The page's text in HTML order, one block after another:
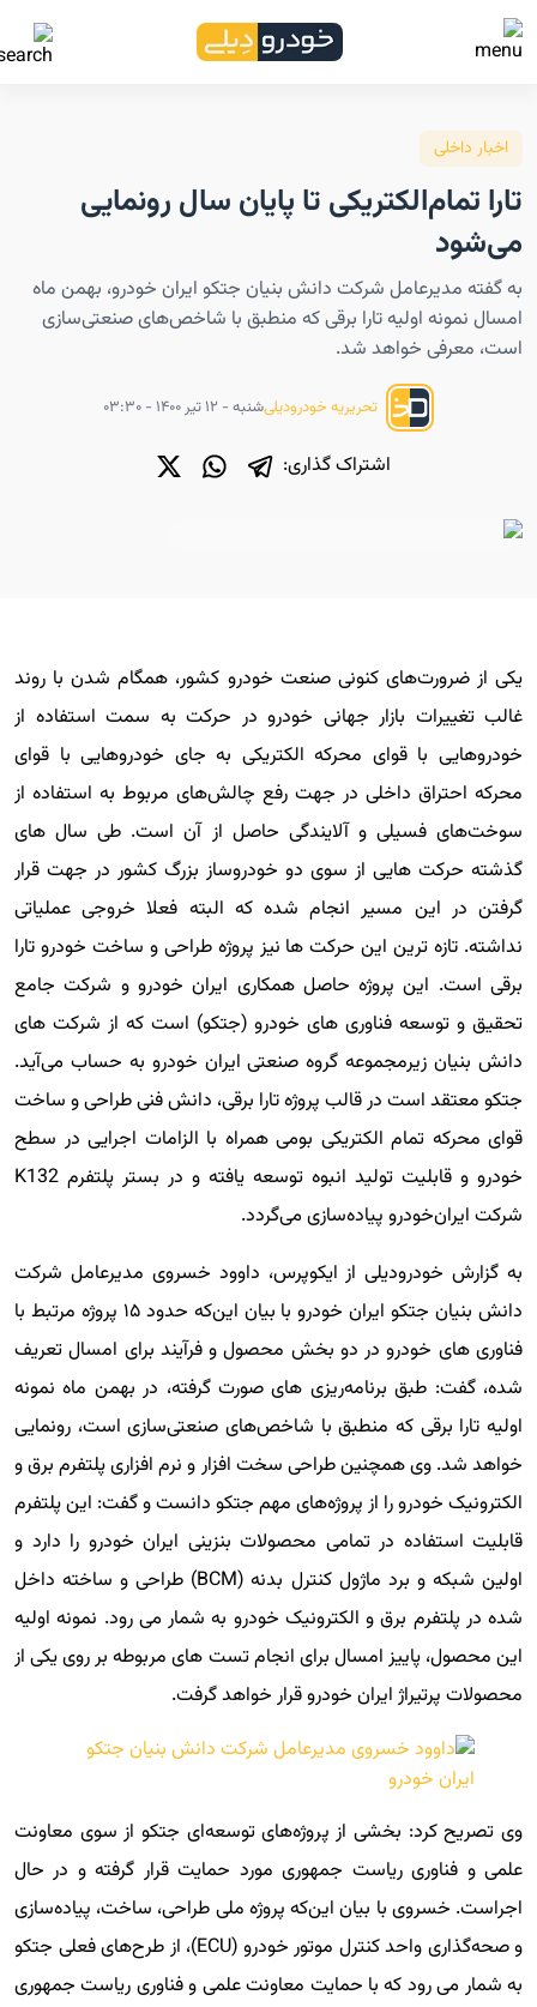
اخبار داخلی
تارا تمام‌الکتریکی تا پایان سال رونمایی
می‌شود
به گفته مدیرعامل شرکت دانش بنیان جتکو ایران خودرو، بهمن ماه
امسال نمونه اولیه تارا برقی که منطبق با شاخص‌های صنعتی‌سازی
است، معرفی خواهد شد.
تحریریه خودرودیلیشنبه - ۱۲ تیر ۱۴۰۰ - ۰۳:۳۰
اشتراک گذاری:
یکی از ضرورت‌های کنونی صنعت خودرو کشور، همگام شدن با روند
غالب تغییرات بازار جهانی خودرو در حرکت به سمت استفاده از
خودروهایی با قوای محرکه الکتریکی به جای خودروهایی با قوای
محرکه احتراق داخلی در جهت رفع چالش‌های مربوط به استفاده از
سوخت‌های فسیلی و آلایندگی حاصل از آن است. طی سال های
گذشته حرکت هایی از سوی دو خودروساز بزرگ کشور در جهت قرار
گرفتن در این مسیر انجام شده که البته فعلا خروجی عملیاتی
نداشته. تازه ترین این حرکت ها نیز پروژه طراحی و ساخت خودرو تارا
برقی است. این پروژه حاصل همکاری ایران خودرو و شرکت جامع
تحقیق و توسعه فناوری های خودرو (جتکو) است که از شرکت های
دانش بنیان زیرمجموعه گروه صنعتی ایران خودرو به حساب می‌آید.
جتکو معتقد است در قالب پروژه تارا برقی، دانش فنی طراحی و ساخت
قوای محرکه تمام الکتریکی بومی همراه با الزامات اجرایی در سطح
خودرو و قابلیت تولید انبوه توسعه یافته و در بستر پلتفرم K132
شرکت ایران‌خودرو پیاده‌سازی می‌گردد.
به گزارش خودرودیلی از ایکوپرس، داوود خسروی مدیرعامل شرکت
دانش بنیان جتکو ایران خودرو با بیان این‌که حدود ۱۵ پروژه مرتبط با
فناوری های خودرو در دو بخش محصول و فرآیند برای امسال تعریف
شده، گفت: طبق برنامه‌ریزی های صورت گرفته، در بهمن ماه نمونه
اولیه تارا برقی که منطبق با شاخص‌های صنعتی‌سازی است، رونمایی
خواهد شد. وی همچنین طراحی سخت افزار و نرم افزاری پلتفرم برق و
الکترونیک خودرو را از پروژه‌های مهم جتکو دانست و گفت: این پلتفرم
قابلیت استفاده در تمامی محصولات بنزینی ایران خودرو را دارد و
اولین شبکه و برد ماژول کنترل بدنه (BCM) طراحی و ساخته داخل
شده در پلتفرم برق و الکترونیک خودرو به شمار می رود. نمونه اولیه
این محصول، پاییز امسال برای انجام تست های مربوطه بر روی یکی از
محصولات پرتیراژ ایران خودرو قرار خواهد گرفت.
وی تصریح کرد: بخشی از پروژه‌های توسعه‌ای جتکو از سوی معاونت
علمی و فناوری ریاست جمهوری مورد حمایت قرار گرفته و در حال
اجراست. خسروی با بیان این‌که پروژه ملی طراحی، ساخت، پیاده‌سازی
و صحه‌گذاری واحد کنترل موتور خودرو (ECU)، از طرح‌های فعلی جتکو
به شمار می رود که با حمایت معاونت علمی و فناوری ریاست جمهوری